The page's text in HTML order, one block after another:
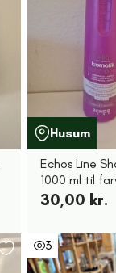
Husum
Echos Line
1000 ml til
30,00 kr.
3